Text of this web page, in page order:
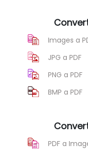
Images a
JPG a PDF
PNG a PDF
BMP a PDF
PDF a